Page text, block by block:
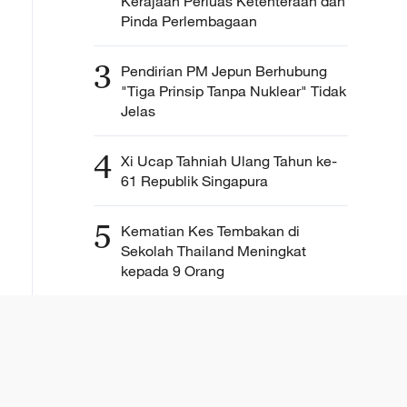
Pinda Perlembagaan
3 Pendirian PM Jepun Berhubung
"Tiga Prinsip Tanpa Nuklear" Tidak
Jelas
4 Xi Ucap Tahniah Ulang Tahun ke-
61 Republik Singapura
5
Kematian Kes Tembakan di
Sekolah Thailand Meningkat
kepada 9 Orang